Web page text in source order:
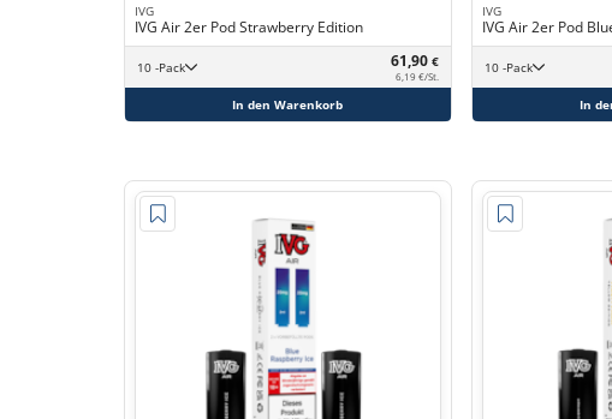
IVG
IVG Air 2er Pod Strawberry Edition
10 -Pack 61,90 €
6,19 €/St.
In den Warenkorb
IVG
IVG Air 2er Pod
10 -Pack
In